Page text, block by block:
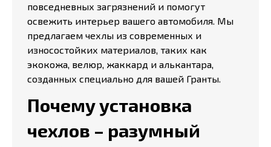
повседневных загрязнений и помогут
освежить интерьер вашего автомобиля. Мы
предлагаем чехлы из современных и
износостойких материалов, таких как
экокожа, велюр, жаккард и алькантара,
созданных специально для вашей Гранты.
Почему установка
чехлов – разумный